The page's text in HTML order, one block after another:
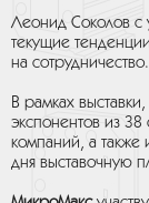
Леонид Соколов с
текущие
на сотрудничество.
В рамках
экспонентов из
компаний, а также
дня выставочную